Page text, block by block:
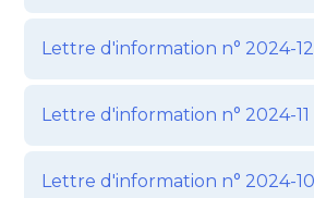
Lettre d'information n° 2024-
Lettre d'information n° 2024-
Lettre d'information n° 2024-